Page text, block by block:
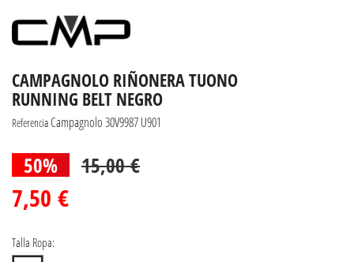
CAMPAGNOLO RIÑONERA TUONO
RUNNING BELT NEGRO
Referencia Campagnolo 30V9987 U901
50% 15,00 €
7,50 €
Talla Ropa: